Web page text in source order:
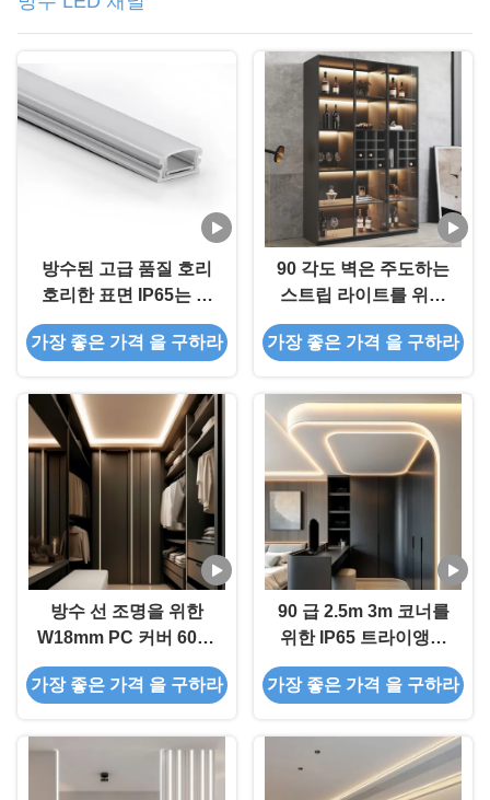
방수된 고급 품질 호리
호리한 표면 IP65는 알
루미늄 프로파일을 이끌
었습니다
가장 좋은 가격 을 구하라
90 각도 벽은 주도하는
스트립 라이트를 위한
방수 주도하는 프로필을
궁지에 빠뜨립니다
가장 좋은 가격 을 구하라
방수 선 조명을 위한
W18mm PC 커버 6063
T5 오목한 LED 채널
가장 좋은 가격 을 구하라
90 급 2.5m 3m 코너를
위한 IP65 트라이앵글
프로스티드 LED 채널
은 알루미늄 프로파일을
가장 좋은 가격 을 구하라